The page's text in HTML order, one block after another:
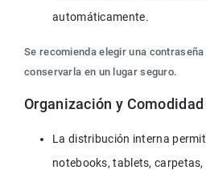
automáticamente.
Se recomienda elegir una
conservarla en un lugar seguro.
Organización y Comodidad
La distribución interna
notebooks, tablets,